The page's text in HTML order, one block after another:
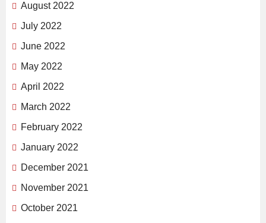
August 2022
July 2022
June 2022
May 2022
April 2022
March 2022
February 2022
January 2022
December 2021
November 2021
October 2021